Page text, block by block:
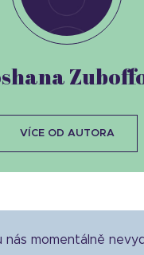
momentálně
VÍCE OD AUTORA